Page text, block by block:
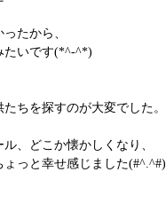
たから、
たいです(*^-^*)
ちを探すのが大変でした。
、どこか懐かしくなり、
っと幸せ感じました(#^.^#)